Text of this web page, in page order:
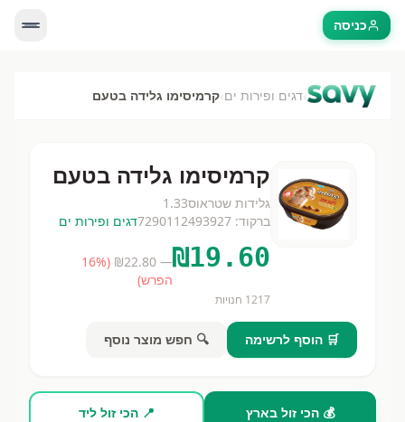
כניסה
›דגים ופירות ים›קרמיסימו גלידה בטעם
קרמיסימו גלידה בטעם
גלידות שטראוס1.33
ברקוד: 7290112493927דגים ופירות ים
₪19.60
— ₪
22.80
(
16%
הפרש)
1217 חנויות
🛒 הוסף לרשימה 🔍 חפש מוצר נוסף
💰 הכי זול בארץ 📍 הכי זול ליד